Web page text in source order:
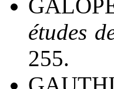
études
255.